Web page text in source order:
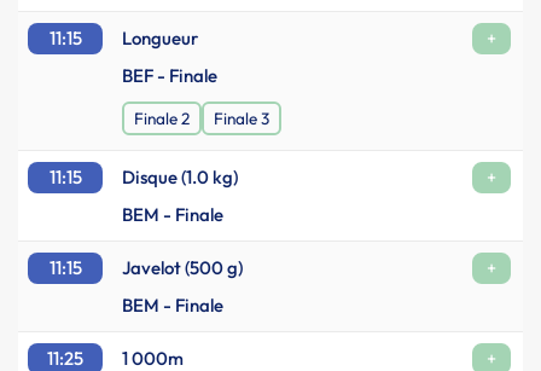
11:15 Longueur
+
BEF - Finale
Finale 2 Finale 3
11:15 Disque (1.0 kg)
+
BEM - Finale
11:15 Javelot (500 g)
+
BEM - Finale
11:25 1 000m
+